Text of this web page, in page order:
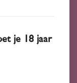
je 18 jaar